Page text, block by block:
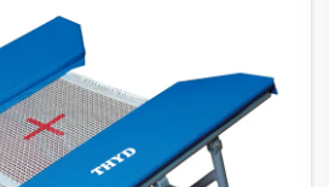
zawodników, ale także